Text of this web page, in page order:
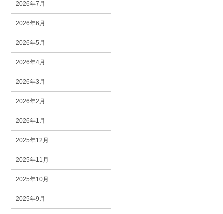
2026年7月
2026年6月
2026年5月
2026年4月
2026年3月
2026年2月
2026年1月
2025年12月
2025年11月
2025年10月
2025年9月